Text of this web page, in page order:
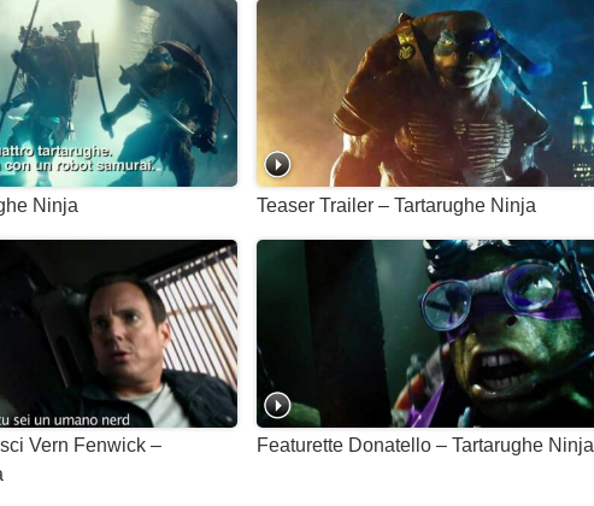
Ninja Teaser Trailer – Tartarughe Ninja
Vern Fenwick –
Featurette Donatello – Tartarughe Ninja